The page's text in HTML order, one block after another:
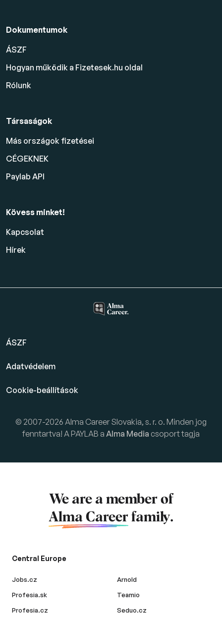
Dokumentumok
ÁSZF
Hogyan működik a Fizetesek.hu oldal
Rólunk
Társaságok
Más országok fizetései
CÉGEKNEK
Paylab API
Kövess minket!
Kapcsolat
Hírek
ÁSZF
Adatvédelem
Cookie-beállítások
© 2007-2026 Alma Career Slovakia, s. r. o. Minden jog
fenntartva! A PAYLAB a Alma Media csoport tagja
We are a member of
Alma Career family.
Central Europe
Jobs.cz
Profesia.sk
Profesia.cz
Arnold
Teamio
Seduo.cz